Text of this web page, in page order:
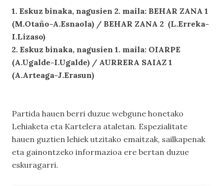
1. Eskuz binaka, nagusien 2. maila: BEHAR ZANA 1
(M.Otaño-A.Esnaola) / BEHAR ZANA 2 (L.Erreka-
I.Lizaso)
2. Eskuz binaka, nagusien 1. maila: OIARPE
(A.Ugalde-I.Ugalde) / AURRERA SAIAZ 1
(A.Arteaga-J.Erasun)
Partida hauen berri duzue webgune honetako
Lehiaketa eta Kartelera ataletan. Espezialitate
hauen guztien lehiek utzitako emaitzak, sailkapenak
eta gainontzeko informazioa ere bertan duzue
eskuragarri.